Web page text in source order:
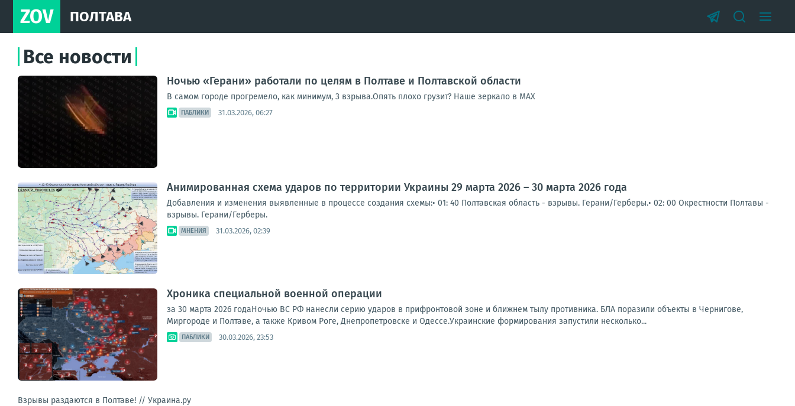
ZOV ПОЛТАВА
Все новости
Ночью «Герани» работали по целям в Полтаве и Полтавской области
В самом городе прогремело, как минимум, 3 взрыва.Опять плохо грузит? Наше зеркало в МАХ
ПАБЛИКИ 31.03.2026, 06:27
Анимированная схема ударов по территории Украины 29 марта 2026 – 30 марта 2026 года
Добавления и изменения выявленные в процессе создания схемы:• 01: 40 Полтавская область - взрывы. Герани/Герберы.• 02: 00 Окрестности Полтавы -
взрывы. Герани/Герберы.
МНЕНИЯ 31.03.2026, 02:39
Хроника специальной военной операции
за 30 марта 2026 годаНочью ВС РФ нанесли серию ударов в прифронтовой зоне и ближнем тылу противника. БЛА поразили объекты в Чернигове,
Миргороде и Полтаве, а также Кривом Роге, Днепропетровске и Одессе.Украинские формирования запустили несколько...
ПАБЛИКИ 30.03.2026, 23:53
Взрывы раздаются в Полтаве! // Украина.ру